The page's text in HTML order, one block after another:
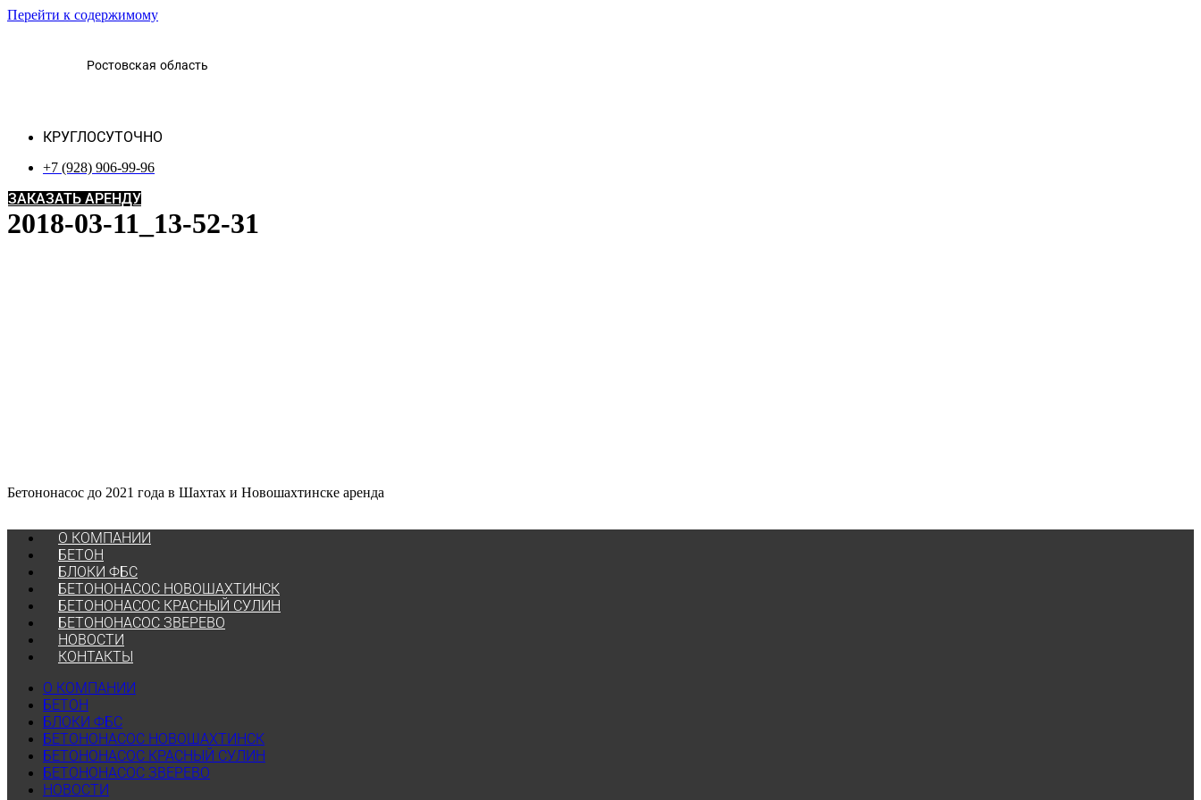
Перейти к содержимому
Ростовская область
КРУГЛОСУТОЧНО
+7 (928) 906-99-96
ЗАКАЗАТЬ АРЕНДУ
2018-03-11_13-52-31
Бетононасос до 2021 года в Шахтах и Новошахтинске аренда
О КОМПАНИИ
БЕТОН
БЛОКИ ФБС
БЕТОНОНАСОС НОВОШАХТИНСК
БЕТОНОНАСОС КРАСНЫЙ СУЛИН
БЕТОНОНАСОС ЗВЕРЕВО
НОВОСТИ
КОНТАКТЫ
О КОМПАНИИ
БЕТОН
БЛОКИ ФБС
БЕТОНОНАСОС НОВОШАХТИНСК
БЕТОНОНАСОС КРАСНЫЙ СУЛИН
БЕТОНОНАСОС ЗВЕРЕВО
НОВОСТИ